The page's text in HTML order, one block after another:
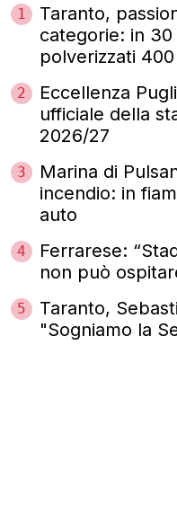
1
Taranto,
categorie: in 30
polverizzati
2
Eccellenza
ufficiale della
2026/27
3
Marina di
incendio: in
auto
4
Ferrarese:
non può
5
Taranto,
"Sogniamo la